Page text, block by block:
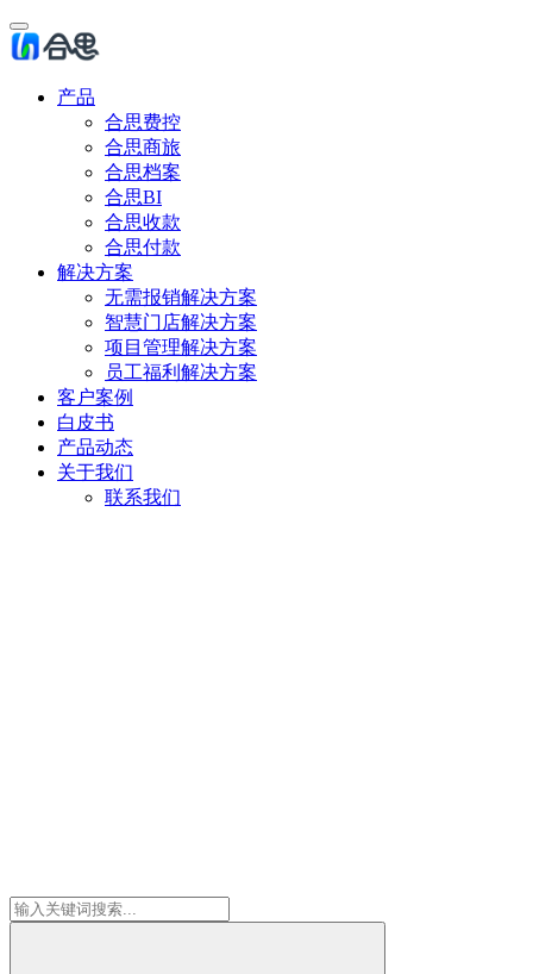
产品
合思费控
合思商旅
合思档案
合思BI
合思收款
合思付款
解决方案
无需报销解决方案
智慧门店解决方案
项目管理解决方案
员工福利解决方案
客户案例
白皮书
产品动态
关于我们
联系我们